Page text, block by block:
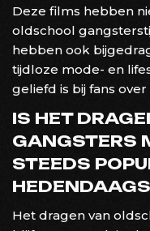
Deze films hebben
oldschool
hebben ook
tijdloze mode- en
geliefd is bij fans
IS HET
GANGSTERS
STEEDS
Het dragen van